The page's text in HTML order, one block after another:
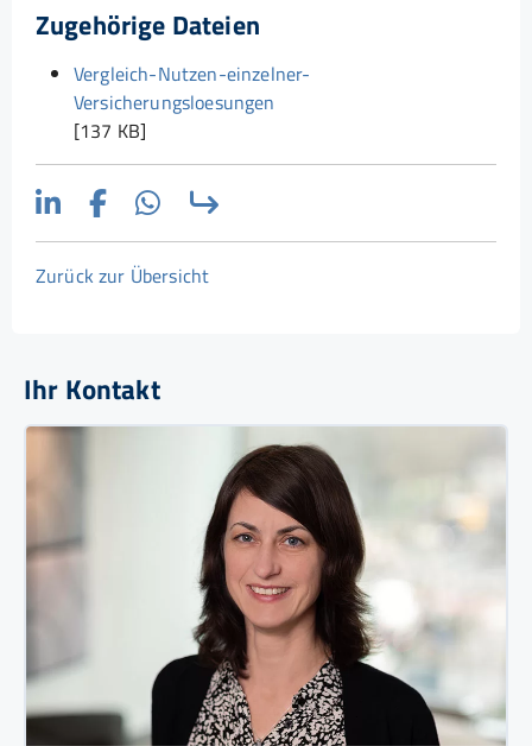
Zugehörige Dateien
Vergleich-Nutzen-einzelner-
Versicherungsloesungen
[137 KB]
Zurück zur Übersicht
Ihr Kontakt